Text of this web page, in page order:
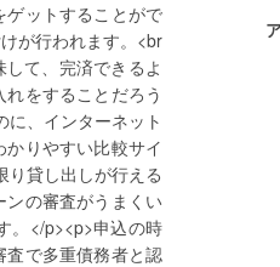
ットすることがで
が行われます。<br
て、完済できるよ
をすることだろう
、インターネット
りやすい比較サイ
り貸し出しが行える
ンの審査がうまくい
。</p><p>申込の時
査で多重債務者と認